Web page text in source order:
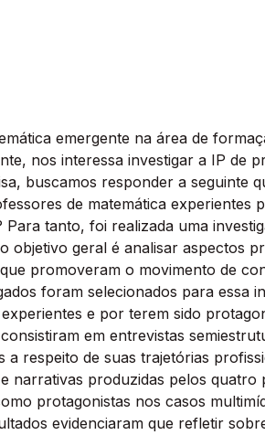
emergente na área de
nos interessa investigar a IP de
buscamos responder a seguinte
de matemática experientes
tanto, foi realizada uma
objetivo geral é analisar aspectos
promoveram o movimento de
foram selecionados para essa
e por terem sido
em entrevistas
a respeito de suas trajetórias
narrativas produzidas pelos quatro
protagonistas nos casos
evidenciaram que refletir